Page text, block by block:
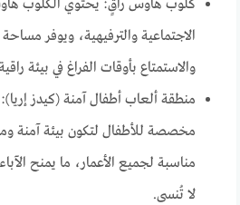
كلوب هاوس راقٍ: يحتوي الكلوب
الاجتماعية والترفيهية، ويوفر
والاستمتاع بأوقات الفراغ في بيئة
منطقة ألعاب أطفال آمنة (كيدز
مخصصة للأطفال لتكون بيئة آمنة
مناسبة لجميع الأعمار، ما يمنح
لا تُنسى.